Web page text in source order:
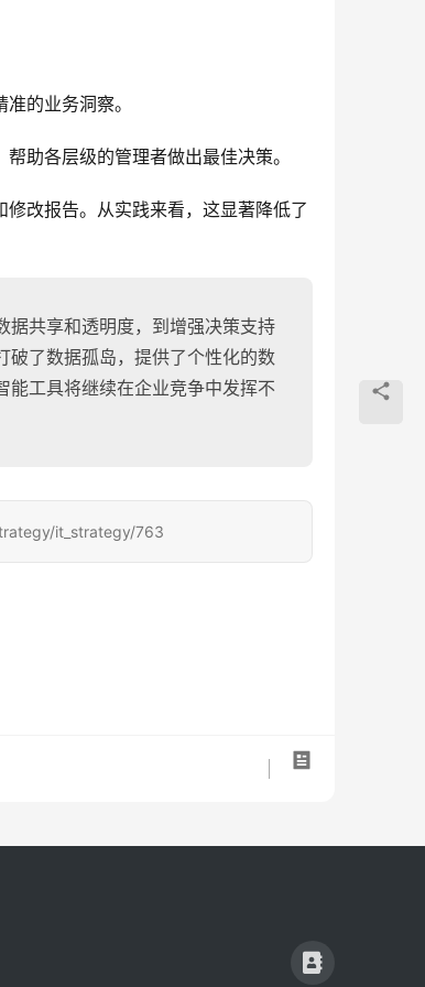
的业务洞察。
助各层级的管理者做出最佳决策。
改报告。从实践来看，这显著降低了
据共享和透明度，到增强决策支持
破了数据孤岛，提供了个性化的数
能工具将继续在企业竞争中发挥不
it_strategy/763